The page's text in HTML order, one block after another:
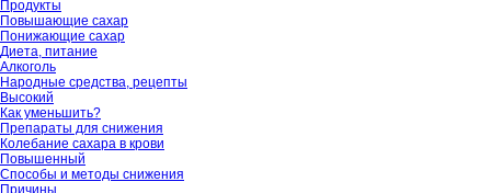
Продукты
Повышающие сахар
Понижающие сахар
Диета, питание
Алкоголь
Народные средства, рецепты
Высокий
Как уменьшить?
Препараты для снижения
Колебание сахара в крови
Повышенный
Способы и методы снижения
Причины